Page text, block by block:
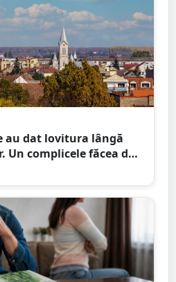
au dat lovitura lângă
Un complicele făcea de